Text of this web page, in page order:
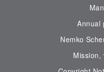
Annual
Nemko
Mission,